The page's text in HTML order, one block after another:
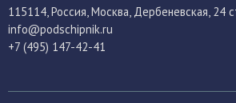
115114 , Россия, Москва, Дербеневская, 24
info@podschipnik.ru
+7 (495) 147-42-41